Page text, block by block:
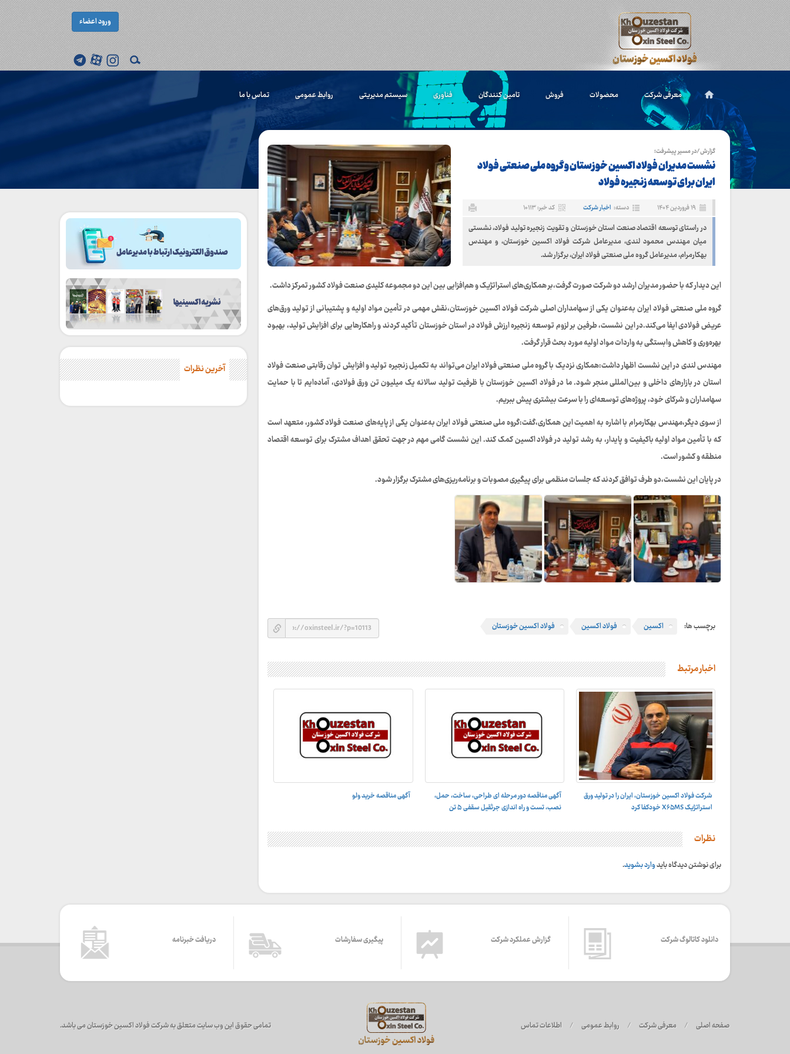
ورود اعضاء
معرفی شرکت محصولات فروش تامین کنندگان فناوری سیستم مدیریتی روابط عمومی تماس با ما
گزارش/در مسیر پیشرفت؛
نشست مدیران فولاد اکسین خوزستان و گروه ملی صنعتی فولاد
ایران برای توسعه زنجیره فولاد
۱۹ فروردین ۱۴۰۴ دسته: اخبار شرکت کد خبر: ۱۰۱۱۳
در راستای توسعه اقتصاد صنعت استان خوزستان و تقویت زنجیره تولید فولاد، نشستی
میان مهندس محمود لندی، مدیرعامل شرکت فولاد اکسین خوزستان، و مهندس
بهکارمرام، مدیرعامل گروه ملی صنعتی فولاد ایران، برگزار شد.
این دیدار که با حضور مدیران ارشد دو شرکت صورت گرفت،بر همکاری‌های استراتژیک و هم‌افزایی بین این دو مجموعه کلیدی صنعت فولاد کشور تمرکز داشت.
گروه ملی صنعتی فولاد ایران به‌عنوان یکی از سهامداران اصلی شرکت فولاد اکسین خوزستان،نقش مهمی در تأمین مواد اولیه و پشتیبانی از تولید ورق‌های
عریض فولادی ایفا می‌کند.در این نشست، طرفین بر لزوم توسعه زنجیره ارزش فولاد در استان خوزستان تأکید کردند و راهکارهایی برای افزایش تولید، بهبود
بهره‌وری و کاهش وابستگی به واردات مواد اولیه مورد بحث قرار گرفت.
مهندس لندی در این نشست اظهار داشت:همکاری نزدیک با گروه ملی صنعتی فولاد ایران می‌تواند به تکمیل زنجیره تولید و افزایش توان رقابتی صنعت فولاد
استان در بازارهای داخلی و بین‌المللی منجر شود. ما در فولاد اکسین خوزستان با ظرفیت تولید سالانه یک میلیون تن ورق فولادی، آماده‌ایم تا با حمایت
سهامداران و شرکای خود، پروژه‌های توسعه‌ای را با سرعت بیشتری پیش ببریم.
از سوی دیگر،مهندس بهکارمرام با اشاره به اهمیت این همکاری،گفت:گروه ملی صنعتی فولاد ایران به‌عنوان یکی از پایه‌های صنعت فولاد کشور، متعهد است
که با تأمین مواد اولیه باکیفیت و پایدار، به رشد تولید در فولاد اکسین کمک کند. این نشست گامی مهم در جهت تحقق اهداف مشترک برای توسعه اقتصاد
منطقه و کشور است.
در پایان این نشست،دو طرف توافق کردند که جلسات منظمی برای پیگیری مصوبات و برنامه‌ریزی‌های مشترک برگزار شود.
برچسب ها: اکسین فولاد اکسین فولاد اکسین خوزستان
اخبار مرتبط
شرکت فولاد اکسین خوزستان، ایران را در تولید ورق
استراتژیک X۶۵MS خودکفا کرد
آگهی مناقصه دور مرحله ای طراحی، ساخت، حمل،
نصب، تست و راه اندازى جرثقيل سقفى ۵ تن
آگهی مناقصه خرید ولو
نظرات
برای نوشتن دیدگاه بایدوارد بشوید.
آخرین نظرات
دانلود کاتالوگ شرکت گزارش عملکرد شرکت پیگیری سفارشات دریافت خبرنامه
صفحه اصلی / معرفی شرکت / روابط عمومی / اطلاعات تماس تمامی حقوق این وب سایت متعلق به شرکت فولاد اکسین خوزستان می باشد.